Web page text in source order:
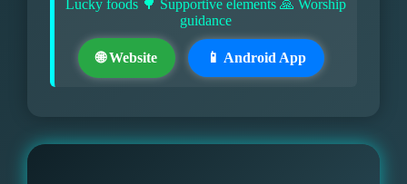
Lucky foods 🌳 Supportive elements 🙏 Worship
guidance
🌐 Website 📱 Android App